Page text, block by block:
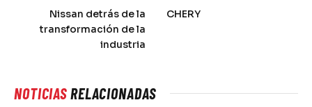
Nissan detrás de la
transformación de la
industria
CHERY
NOTICIASRELACIONADAS